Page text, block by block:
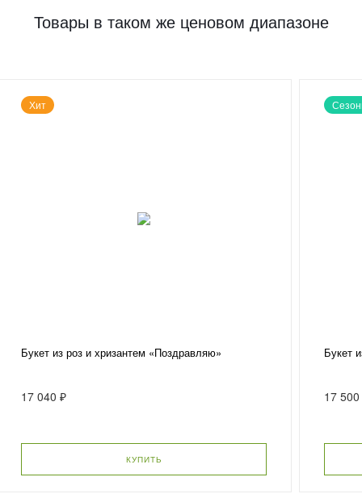
Товары в таком же ценовом диапазоне
Хит
Букет из роз и хризантем «Поздравляю»
17 040 ₽
КУПИТЬ
Букет
17